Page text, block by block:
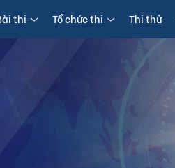
thi Tổ chức thi Thi thử